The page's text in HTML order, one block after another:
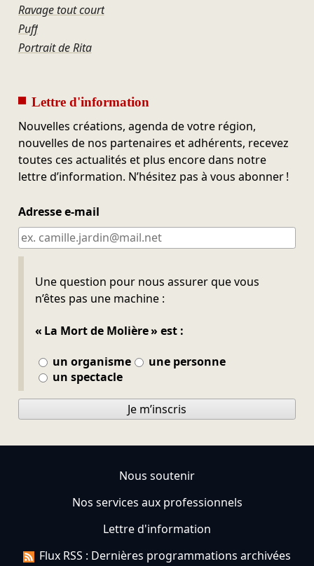
Ravage tout court
Puff
Portrait de Rita
Lettre d'information
Nouvelles créations, agenda de votre région,
nouvelles de nos partenaires et adhérents, recevez
toutes ces actualités et plus encore dans notre
lettre d’information. N’hésitez pas à vous abonner !
Adresse e-mail
Une question pour nous assurer que vous
n’êtes pas une machine :
« La Mort de Molière » est :
un organisme
une personne
un spectacle
Ne pas remplir
Je m’inscris
Nous soutenir
Nos services aux professionnels
Lettre d'information
Flux RSS : Dernières programmations archivées